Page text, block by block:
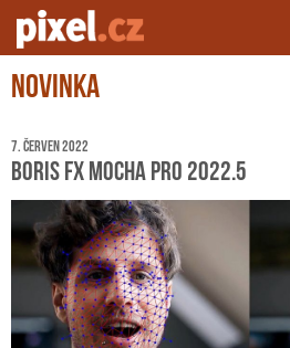
Server o natáčení a zpracování videa
Novinka
7. červen 2022
Boris FX Mocha Pro 2022.5